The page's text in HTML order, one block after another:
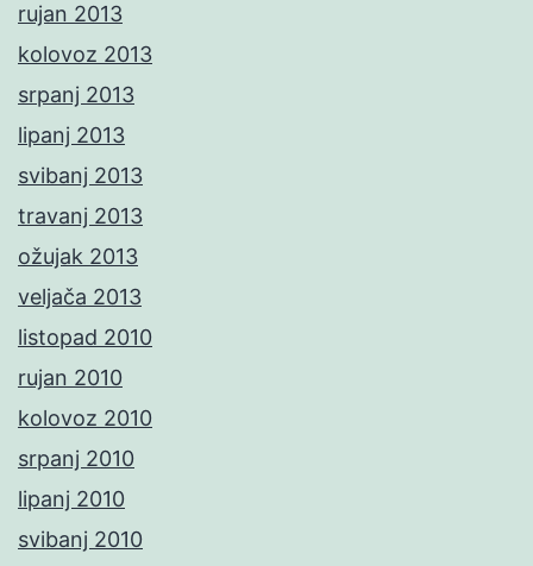
rujan 2013
kolovoz 2013
srpanj 2013
lipanj 2013
svibanj 2013
travanj 2013
ožujak 2013
veljača 2013
listopad 2010
rujan 2010
kolovoz 2010
srpanj 2010
lipanj 2010
svibanj 2010